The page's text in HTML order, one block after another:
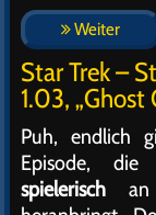
Weiter
Star Trek –
1.03, „Ghost
Puh, endlich
Episode, die
spielerisch an